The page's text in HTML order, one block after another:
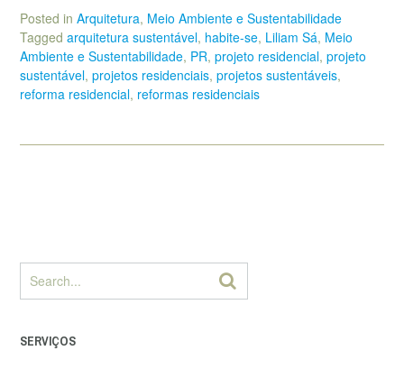
Posted in Arquitetura, Meio Ambiente e Sustentabilidade
Tagged arquitetura sustentável, habite-se, Liliam Sá, Meio
Ambiente e Sustentabilidade, PR, projeto residencial, projeto
sustentável, projetos residenciais, projetos sustentáveis,
reforma residencial, reformas residenciais
SERVIÇOS